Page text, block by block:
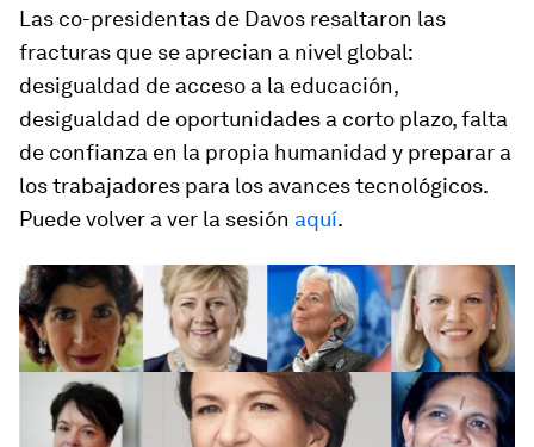
Las co-presidentas de Davos resaltaron las
fracturas que se aprecian a nivel global:
desigualdad de acceso a la educación,
desigualdad de oportunidades a corto plazo, falta
de confianza en la propia humanidad y preparar a
los trabajadores para los avances tecnológicos.
Puede volver a ver la sesión aquí.